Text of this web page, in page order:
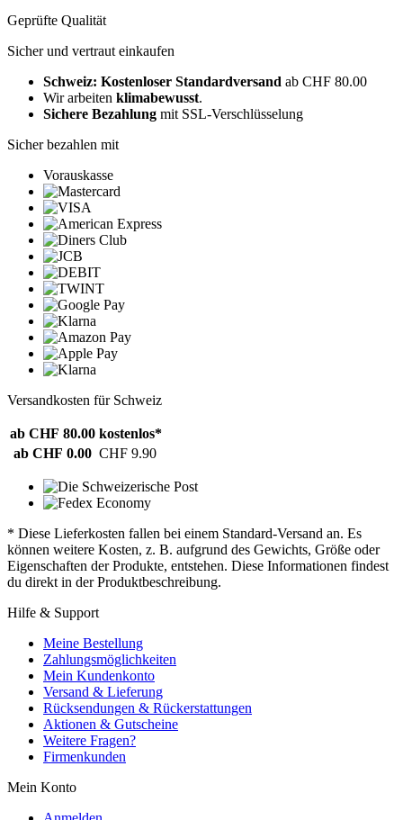
Geprüfte Qualität
Sicher und vertraut einkaufen
Schweiz: Kostenloser Standardversand ab CHF 80.00
Wir arbeiten klimabewusst.
Sichere Bezahlung mit SSL-Verschlüsselung
Sicher bezahlen mit
Vorauskasse
Versandkosten für Schweiz
ab CHF 80.00 kostenlos*
ab CHF 0.00 CHF 9.90
* Diese Lieferkosten fallen bei einem Standard-Versand an. Es
können weitere Kosten, z. B. aufgrund des Gewichts, Größe oder
Eigenschaften der Produkte, entstehen. Diese Informationen findest
du direkt in der Produktbeschreibung.
Hilfe & Support
Meine Bestellung
Zahlungsmöglichkeiten
Mein Kundenkonto
Versand & Lieferung
Rücksendungen & Rückerstattungen
Aktionen & Gutscheine
Weitere Fragen?
Firmenkunden
Mein Konto